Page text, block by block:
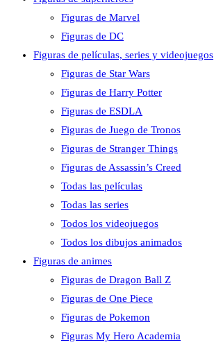
Figuras de Marvel
Figuras de DC
Figuras de películas, series y videojuegos
Figuras de Star Wars
Figuras de Harry Potter
Figuras de ESDLA
Figuras de Juego de Tronos
Figuras de Stranger Things
Figuras de Assassin’s Creed
Todas las películas
Todas las series
Todos los videojuegos
Todos los dibujos animados
Figuras de animes
Figuras de Dragon Ball Z
Figuras de One Piece
Figuras de Pokemon
Figuras My Hero Academia